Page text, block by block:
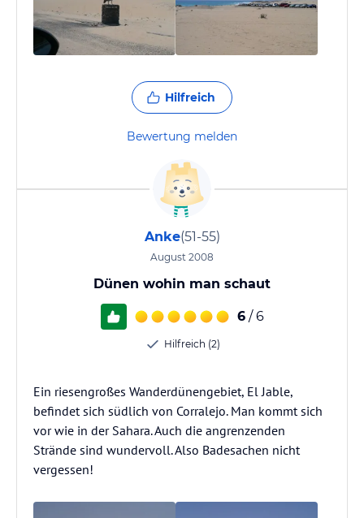
Hilfreich
Bewertung melden
Anke(51-55)
August 2008
Dünen wohin man schaut
6 / 6
Hilfreich (2)
Ein riesengroßes Wanderdünengebiet, El Jable,
befindet sich südlich von Corralejo. Man kommt sich
vor wie in der Sahara. Auch die angrenzenden
Strände sind wundervoll. Also Badesachen nicht
vergessen!